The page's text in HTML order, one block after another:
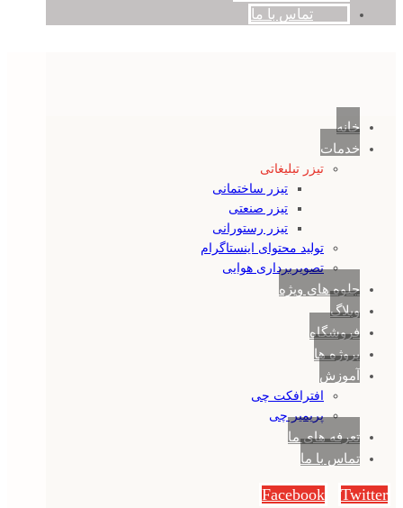
تماس با ما
خانه
خدمات
تیزر تبلیغاتی
تیزر ساختمانی
تیزر صنعتی
تیزر رستورانی
تولید محتوای اینستاگرام
تصویربرداری هوایی
جلوه های ویژه
وبلاگ
فروشگاه
پروژه ها
آموزش
افترافکت چی
پریمیر چی
تعرفه های ما
تماس با ما
Facebook Twitter